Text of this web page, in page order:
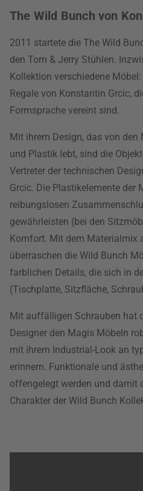
The Wild Bunch von
2011 startete die The Wild
den Tom & Jerry Stühlen.
Kollektion verschiedene
Regale von Konstantin Grcic,
Formsprache vereint sind.
Mit ihrem Design, das von
und Plastik lebt, sind die
Vertreter der technischen
Grcic. Die Plastikelemente der
reibungslosen
gewährleisten (bei den
Komfort. Mit dem Materialmix
überraschen die Wild Bunch
farblichen Details, die sich in
(Tischplatte, Sitzfläche,
Mit auffälligen Schrauben hat
Designer den Magis Möbeln
mit ihrem Industrial-Look an
erinnern. Funktionale und
offengelegt werden und damit
Charakter der Wild Bunch